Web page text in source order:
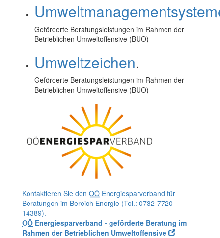
Geförderte Beratungsleistungen im Rahmen der
Betrieblichen Umweltoffensive (BUO)
Umweltzeichen.
Geförderte Beratungsleistungen im Rahmen der
Betrieblichen Umweltoffensive (BUO)
Kontaktieren Sie den OÖ Energiesparverband für
Beratungen im Bereich Energie (Tel.: 0732-7720-
14389).
OÖ Energiesparverband - geförderte Beratung im
Rahmen der Betrieblichen Umweltoffensive